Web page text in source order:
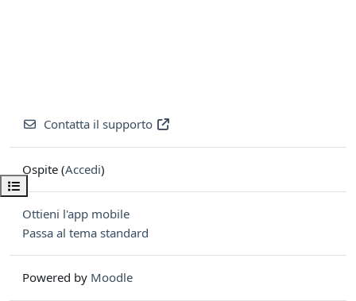
Apri indice del corso
Contatta il supporto
Ospite (Accedi)
Ottieni l'app mobile
Passa al tema standard
Powered by Moodle